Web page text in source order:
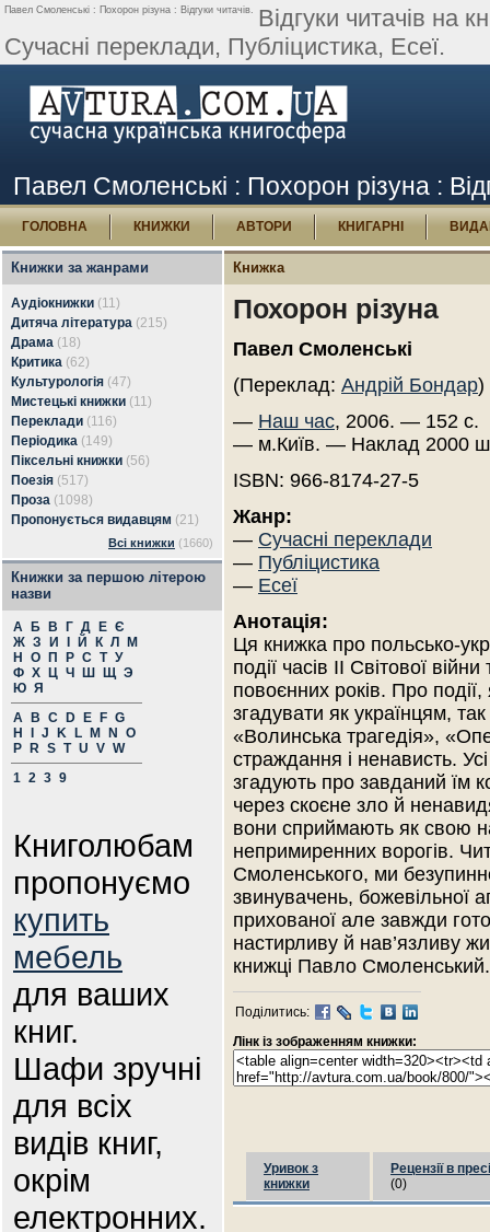
Павел Смоленські : Похорон різуна : Відгуки читачів. Відгуки читачів на
Сучасні переклади, Публіцистика, Есеї.
Павел Смоленські : Похорон різуна :
ГОЛОВНА КНИЖКИ АВТОРИ КНИГАРНІ
Книжки за жанрами
Аудіокнижки (11)
Дитяча література (215)
Драма (18)
Критика (62)
Культурологія (47)
Мистецькі книжки (11)
Переклади (116)
Періодика (149)
Піксельні книжки (56)
Поезія (517)
Проза (1098)
Пропонується видавцям (21)
Всі книжки (1660)
Книжки за першою літерою
назви
А Б В Г Д Е Є
Ж З И Й К Л
М
Н
О П Р С Т У
Ф Х Ц Ч Ш Щ Э
Ю Я
A
B C D E F G
H
J K L M N
O
P
R S T U V W
1 2 3 9
Книголюбам
пропонуємо
купить
мебель
для ваших
книг.
Шафи зручні
для всіх
видів книг,
окрім
електронних.
Книжка
Похорон різуна
Павел Смоленські
(Переклад: Андрій Бондар)
— Наш час, 2006. — 152 с.
— м.Київ. — Наклад 2000
ISBN: 966-8174-27-5
Жанр:
— Сучасні переклади
— Публіцистика
— Есеї
Анотація:
Ця книжка про польсько-
події часів ІІ Світової війни
повоєнних років. Про події,
згадувати як українцям,
«Волинська трагедія»,
страждання і ненависть. Усі
згадують про завданий їм
через скоєне зло й
вони сприймають як свою
непримиренних ворогів.
Смоленського, ми
звинувачень, божевільної
прихованої але завжди
настирливу й нав’язливу
книжці Павло Смоленський.
Поділитись:
Лінк із зображенням книжки:
Уривок з
книжки
Рецензії в пресі
(0)